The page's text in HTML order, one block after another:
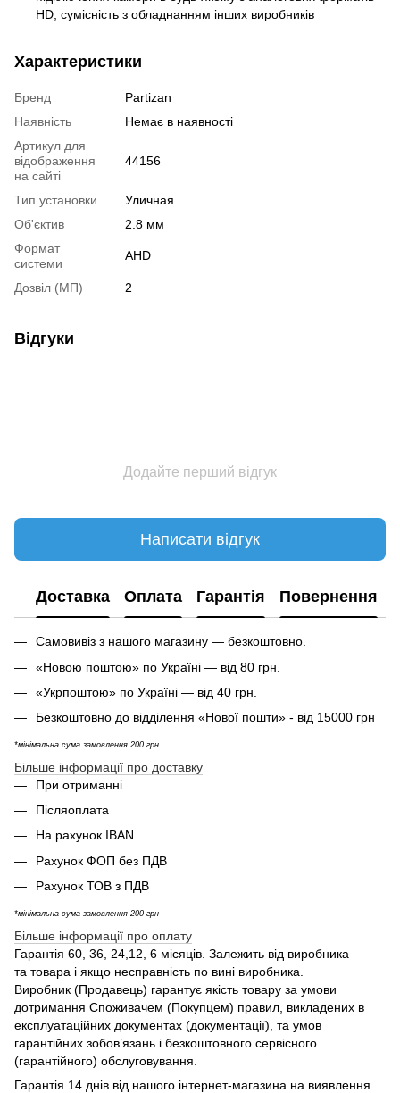
HD, сумісність з обладнанням інших виробників
Характеристики
Бренд
Partizan
Наявність
Немає в наявності
Артикул для
відображення
на сайті
44156
Тип установки
Уличная
Об'єктив
2.8 мм
Формат
системи
AHD
Дозвіл (МП) 2
Відгуки
Додайте перший відгук
Написати відгук
Доставка Оплата Гарантія Повернення
Самовивіз з нашого магазину — безкоштовно.
«Новою поштою» по Україні — від 80 грн.
«Укрпоштою» по Україні — від 40 грн.
Безкоштовно до відділення «Нової пошти» - від 15000 грн
*мінімальна сума замовлення 200 грн
Більше інформації про доставку
При отриманні
Післяоплата
На рахунок IBAN
Рахунок ФОП без ПДВ
Рахунок ТОВ з ПДВ
*мінімальна сума замовлення 200 грн
Більше інформації про оплату
Гарантія 60, 36, 24,12, 6 місяців. Залежить від виробника
та товара і якщо несправність по вині виробника.
Виробник (Продавець) гарантує якість товару за умови
дотримання Споживачем (Покупцем) правил, викладених в
експлуатаційних документах (документації), та умов
гарантійних зобов’язань і безкоштовного сервісного
(гарантійного) обслуговування.
Гарантія 14 днів від нашого інтернет-магазина на виявлення